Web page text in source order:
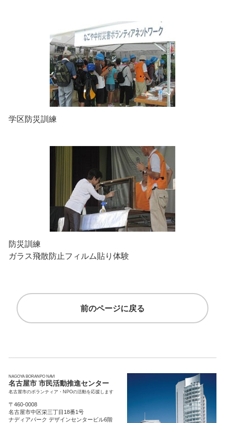
学区防災訓練
防災訓練
ガラス飛散防止フィルム貼り体験
前のページに戻る
NAGOYA BORANPO NAVI
名古屋市 市民活動推進センター
名古屋市のボランティア・NPOの活動を応援します
〒460-0008
名古屋市中区栄三丁目18番1号
ナディアパーク デザインセンタービル6階